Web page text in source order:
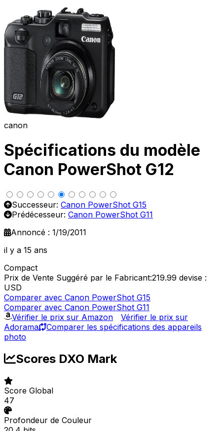
canon
Spécifications du modèle
Canon PowerShot G12
Successeur: Canon PowerShot G15
Prédécesseur: Canon PowerShot G11
Annoncé : 1/19/2011
il y a 15 ans
Compact
Prix de Vente Suggéré par le Fabricant:219.99 devise :
USD
Comparer avec Canon PowerShot G15
Comparer avec Canon PowerShot G11
Vérifier le prix sur Amazon
Vérifier le prix sur
Adorama
Comparer les spécifications des appareils
photo
Scores DXO Mark
Score Global
47
Profondeur de Couleur